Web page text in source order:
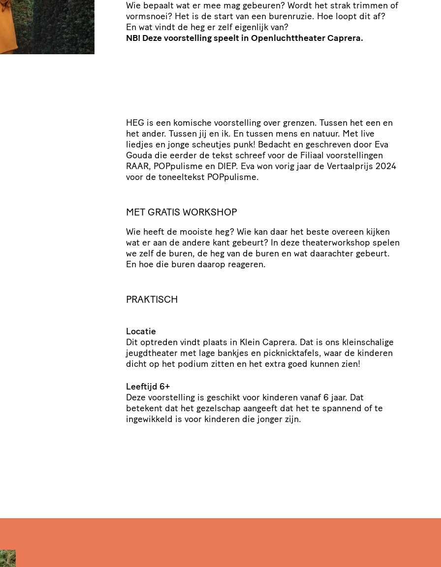
Wie bepaalt wat er mee mag gebeuren? Wordt het strak trimmen of
vormsnoei? Het is de start van een burenruzie. Hoe loopt dit af?
En wat vindt de heg er zelf eigenlijk van?
NB! Deze voorstelling speelt in Openluchttheater Caprera.
HEG is een komische voorstelling over grenzen. Tussen het een en
het ander. Tussen jij en ik. En tussen mens en natuur. Met live
liedjes en jonge scheutjes punk! Bedacht en geschreven door Eva
Gouda die eerder de tekst schreef voor de Filiaal voorstellingen
RAAR, POPpulisme en DIEP. Eva won vorig jaar de Vertaalprijs 2024
voor de toneeltekst POPpulisme.
MET GRATIS WORKSHOP
Wie heeft de mooiste heg? Wie kan daar het beste overeen kijken
wat er aan de andere kant gebeurt? In deze theaterworkshop spelen
we zelf de buren, de heg van de buren en wat daarachter gebeurt.
En hoe die buren daarop reageren.
PRAKTISCH
Locatie
Dit optreden vindt plaats in Klein Caprera. Dat is ons kleinschalige
jeugdtheater met lage bankjes en picknicktafels, waar de kinderen
dicht op het podium zitten en het extra goed kunnen zien!
Leeftijd 6+
Deze voorstelling is geschikt voor kinderen vanaf 6 jaar. Dat
betekent dat het gezelschap aangeeft dat het te spannend of te
ingewikkeld is voor kinderen die jonger zijn.